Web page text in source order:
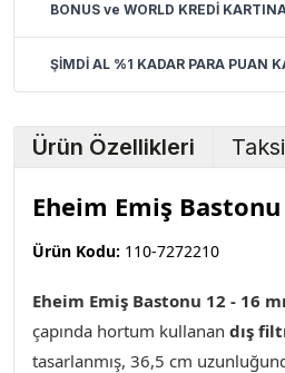
BONUS ve WORLD KREDİ
ŞİMDİ AL %1 KADAR PARA PUAN
Ürün Özellikleri
Eheim Emiş
Ürün Kodu: 110-7272210
Eheim Emiş Bastonu 12 - 16
çapında hortum kullanan dış
tasarlanmış, 36,5 cm